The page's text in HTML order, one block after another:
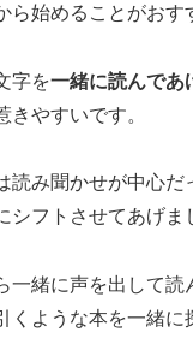
ら始めることがおす
字を一緒に読んであ
きやすいです。
読み聞かせが中心だ
シフトさせてあげま
一緒に声を出して
くような本を一緒に